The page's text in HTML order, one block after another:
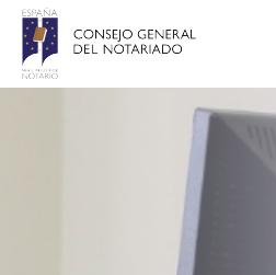
Saltar al contenido principal